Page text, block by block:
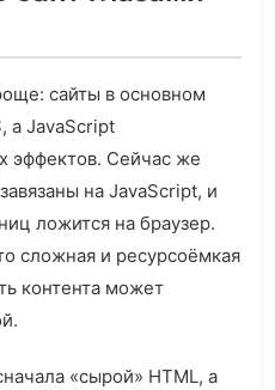
сайты в основном
а JavaScript
эффектов. Сейчас же
на JavaScript, и
ложится на браузер.
сложная и ресурсоёмкая
контента может
«сырой» HTML, а